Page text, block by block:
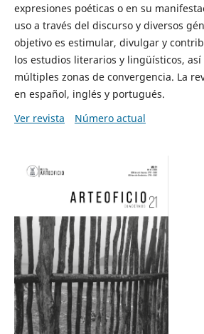
expresiones poéticas o en su
uso a través del discurso y diversos
objetivo es estimular, divulgar y
los estudios literarios y lingüísticos, así
múltiples zonas de convergencia. La
en español, inglés y portugués.
Ver revista
Número actual